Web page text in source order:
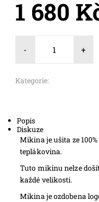
1 680
- +
Kategorie:
Popis
Diskuze
Mikina je ušita ze
teplákovina.
Tuto mikinu nelze
každé velikosti.
Mikina je ozdobena